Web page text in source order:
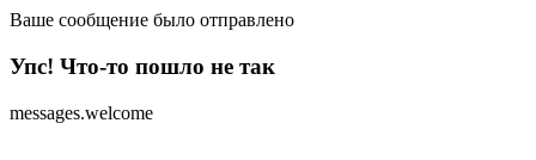
Ваше сообщение было отправлено
Упс! Что-то пошло не так
messages.welcome